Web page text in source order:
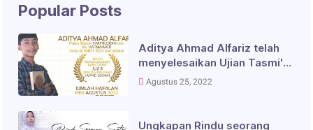
Popular Posts
Aditya Ahmad Alfariz telah
menyelesaikan Ujian Tasmi'
Juz 5 dengan Predikat Jayyid
Agustus 25, 2022
Ungkapan Rindu seorang